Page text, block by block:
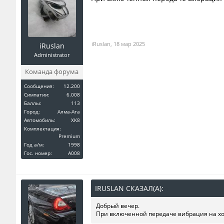
iRuslan
Administrator
Команда форума
Сообщения:
12.200
Симпатии:
6.008
Баллы:
113
Город:
Алма-Ата
Автомобиль:
XK8
Комплектация:
Premium
Год a/м:
1998
Гос. номер:
A008
iRuslan, 18 мар 2025
IRUSLAN СКАЗАЛ(А):
Добрый вечер.
При включенной передаче вибрация на